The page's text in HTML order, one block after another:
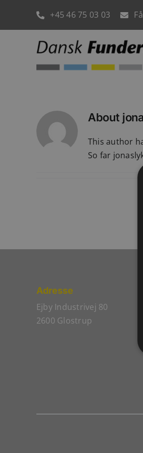
content
+45 46 75 03 03
About
This author
So far
Adresse
Ejby Industrivej 80
2600 Glostrup